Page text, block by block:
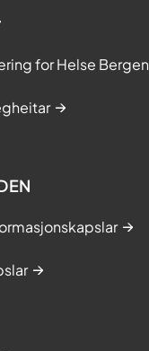
for Helse Bergen